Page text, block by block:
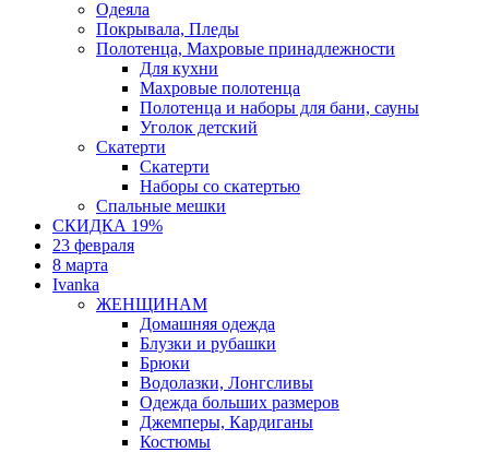
Одеяла
Покрывала, Пледы
Полотенца, Махровые принадлежности
Для кухни
Махровые полотенца
Полотенца и наборы для бани, сауны
Уголок детский
Скатерти
Скатерти
Наборы со скатертью
Спальные мешки
СКИДКА 19%
23 февраля
8 марта
Ivanka
ЖЕНЩИНАМ
Домашняя одежда
Блузки и рубашки
Брюки
Водолазки, Лонгсливы
Одежда больших размеров
Джемперы, Кардиганы
Костюмы